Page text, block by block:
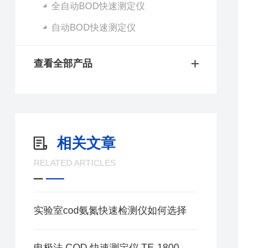
全自动BOD快速测定仪
自动BOD快速测定仪
查看全部产品
相关文章
RELATED ARTICLES
实验室cod氨氮快速检测仪如何选择